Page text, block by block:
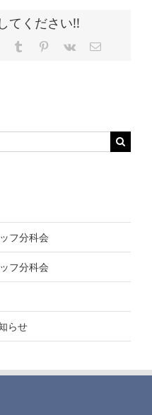
てください!!
Tumblr Pinterest
Vk
電
フ分科会
フ分科会
らせ